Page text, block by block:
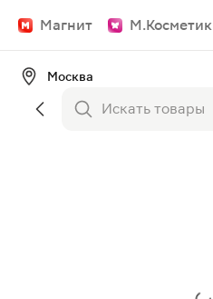
Магнит М.Косметик
Москва